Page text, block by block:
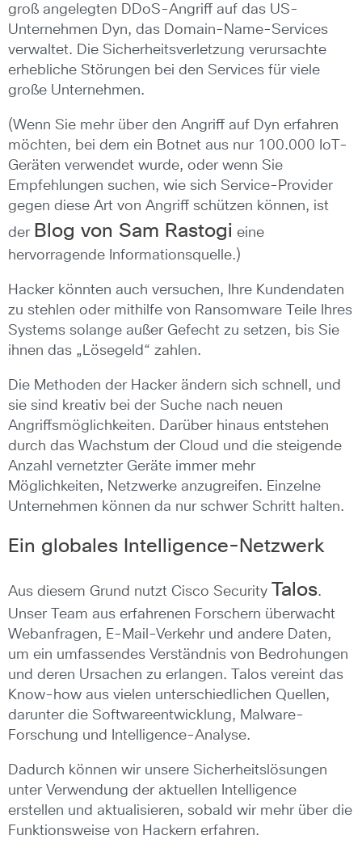
groß angelegten DDoS-Angriff auf das US-
Unternehmen Dyn, das Domain-Name-Services
verwaltet. Die Sicherheitsverletzung verursachte
erhebliche Störungen bei den Services für viele
große Unternehmen.
(Wenn Sie mehr über den Angriff auf Dyn erfahren
möchten, bei dem ein Botnet aus nur 100.000 IoT-
Geräten verwendet wurde, oder wenn Sie
Empfehlungen suchen, wie sich Service-Provider
gegen diese Art von Angriff schützen können, ist
der Blog von Sam Rastogi eine
hervorragende Informationsquelle.)
Hacker könnten auch versuchen, Ihre Kundendaten
zu stehlen oder mithilfe von Ransomware Teile Ihres
Systems solange außer Gefecht zu setzen, bis Sie
ihnen das „Lösegeld“ zahlen.
Die Methoden der Hacker ändern sich schnell, und
sie sind kreativ bei der Suche nach neuen
Angriffsmöglichkeiten. Darüber hinaus entstehen
durch das Wachstum der Cloud und die steigende
Anzahl vernetzter Geräte immer mehr
Möglichkeiten, Netzwerke anzugreifen. Einzelne
Unternehmen können da nur schwer Schritt halten.
Ein globales Intelligence-Netzwerk
Aus diesem Grund nutzt Cisco Security Talos.
Unser Team aus erfahrenen Forschern überwacht
Webanfragen, E-Mail-Verkehr und andere Daten,
um ein umfassendes Verständnis von Bedrohungen
und deren Ursachen zu erlangen. Talos vereint das
Know-how aus vielen unterschiedlichen Quellen,
darunter die Softwareentwicklung, Malware-
Forschung und Intelligence-Analyse.
Dadurch können wir unsere Sicherheitslösungen
unter Verwendung der aktuellen Intelligence
erstellen und aktualisieren, sobald wir mehr über die
Funktionsweise von Hackern erfahren.